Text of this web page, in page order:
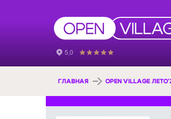
ГЛАВНАЯ OPEN VILLAGE